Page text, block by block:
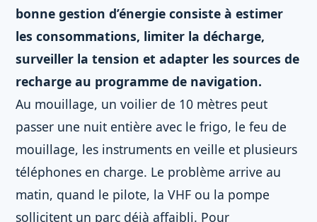
bonne gestion d’énergie consiste à estimer
les consommations, limiter la décharge,
surveiller la tension et adapter les sources de
recharge au programme de navigation.
Au mouillage, un voilier de 10 mètres peut
passer une nuit entière avec le frigo, le feu de
mouillage, les instruments en veille et plusieurs
téléphones en charge. Le problème arrive au
matin, quand le pilote, la VHF ou la pompe
sollicitent un parc déjà affaibli. Pour